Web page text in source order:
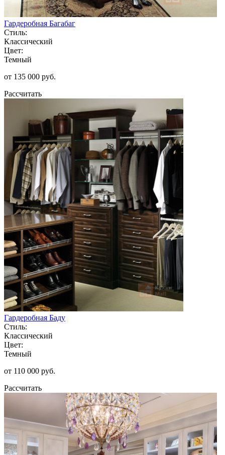
Гардеробная Багабаг
Стиль:
Классический
Цвет:
Темный
от 135 000 руб.
Рассчитать
Гардеробная Баду
Стиль:
Классический
Цвет:
Темный
от 110 000 руб.
Рассчитать